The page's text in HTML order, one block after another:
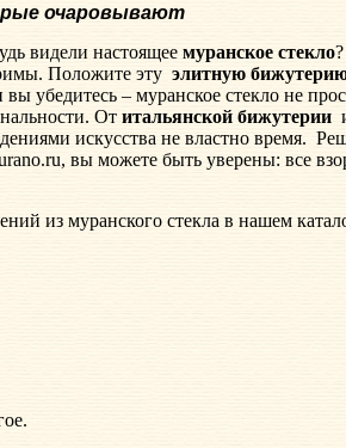
очаровывают
видели настоящее муранское стекло?
Положите эту элитную
вы убедитесь – муранское стекло не
От итальянской бижутерии
искусства не властно время.
вы можете быть уверены: все
из муранского стекла в нашем